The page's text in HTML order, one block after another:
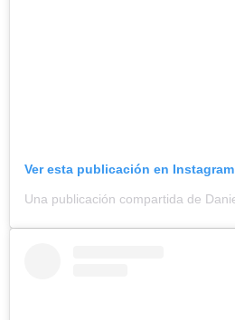
Ver esta publicación en Instagram